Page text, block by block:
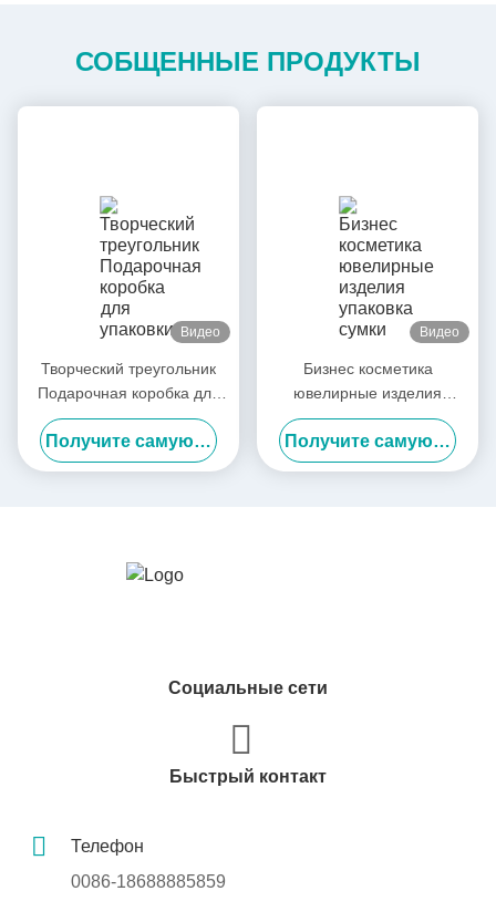
СОБЩЕННЫЕ ПРОДУКТЫ
Видео
Творческий треугольник
Подарочная коробка для
упаковки печенье Торговая
кондитерская свадьба
Кондитерская сумка для
Получите самую лучшую цену
Видео
Бизнес косметика
ювелирные изделия
упаковка сумки для покупок
подарки бумажная сумка с
лентой
Получите самую лучшую цену
Социальные сети
Быстрый контакт
Телефон
0086-18688885859